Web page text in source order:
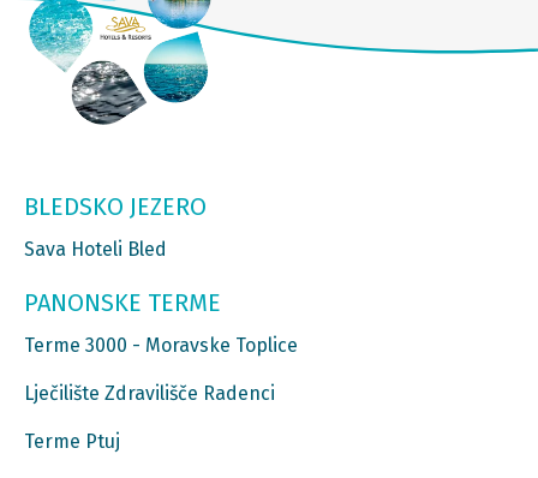
BLEDSKO JEZERO
Sava Hoteli Bled
PANONSKE TERME
Terme 3000 - Moravske Toplice
Lječilište Zdravilišče Radenci
Terme Ptuj